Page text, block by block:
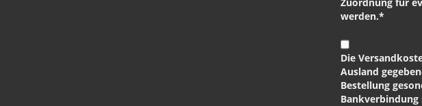
werden.*
Die
Ausland
Bestellung